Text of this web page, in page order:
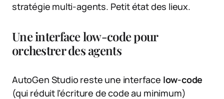
stratégie multi-agents. Petit état des lieux.
Une interface low-code pour
orchestrer des agents
AutoGen Studio reste une interface low-code
(qui réduit l’écriture de code au minimum)